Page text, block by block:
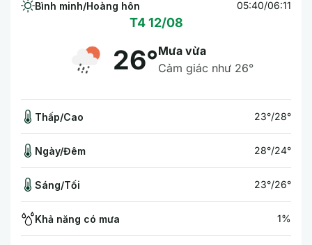
Bình minh/Hoàng hôn 05:40/06:11
T4 12/08
26°Mưa vừa
Cảm giác như 26°
Thấp/Cao 23°/28°
Ngày/Đêm 28°/24°
Sáng/Tối 23°/26°
Khả năng có mưa 1%